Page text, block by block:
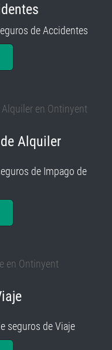
de Accidentes
Alquiler
de Impago de
seguros de Viaje